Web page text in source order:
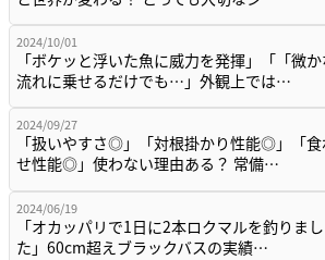
2024/10/01
「ボケッと浮いた魚に威力を発揮」「「微か
流れに乗せるだけでも…」外観上では…
2024/09/27
「扱いやすさ◎」「対根掛かり性能◎」「食
せ性能◎」使わない理由ある？ 常備…
2024/06/19
「オカッパリで1日に2本ロクマルを釣りまし
た」60cm超えブラックバスの実績…